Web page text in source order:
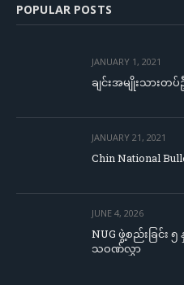
POPULAR POSTS
JANUARY 1, 2021
ချင်းအမျိုးသားတပ်
JANUARY 21, 2021
Chin National
JUNE 4, 2026
NUG ဖွဲ့စည်းခြင်
သဝဏ်လွှာ